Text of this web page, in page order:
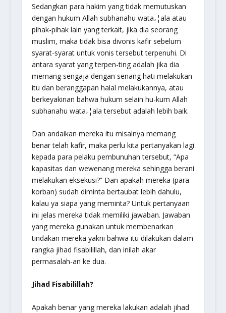
Sedangkan para hakim yang tidak memutuskan
dengan hukum Allah subhanahu wata،¦ala atau
pihak-pihak lain yang terkait, jika dia seorang
muslim, maka tidak bisa divonis kafir sebelum
syarat-syarat untuk vonis tersebut terpenuhi. Di
antara syarat yang terpen-ting adalah jika dia
memang sengaja dengan senang hati melakukan
itu dan beranggapan halal melakukannya, atau
berkeyakinan bahwa hukum selain hu-kum Allah
subhanahu wata،¦ala tersebut adalah lebih baik.
Dan andaikan mereka itu misalnya memang
benar telah kafir, maka perlu kita pertanyakan lagi
kepada para pelaku pembunuhan tersebut, “Apa
kapasitas dan wewenang mereka sehingga berani
melakukan eksekusi?” Dan apakah mereka (para
korban) sudah diminta bertaubat lebih dahulu,
kalau ya siapa yang meminta? Untuk pertanyaan
ini jelas mereka tidak memiliki jawaban. Jawaban
yang mereka gunakan untuk membenarkan
tindakan mereka yakni bahwa itu dilakukan dalam
rangka jihad fisabilillah, dan inilah akar
permasalah-an ke dua.
Jihad Fisabilillah?
Apakah benar yang mereka lakukan adalah jihad